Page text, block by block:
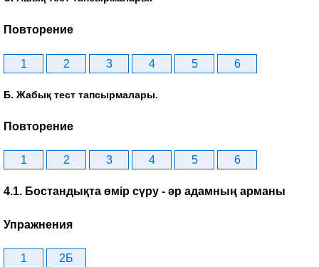
Повторение
1 2 3 4 5 6
Б. Жабық тест тапсырмалары.
Повторение
1 2 3 4 5 6
4.1. Бостандықта өмір сүру - әр адамның арманы
Упражнения
1 2Б